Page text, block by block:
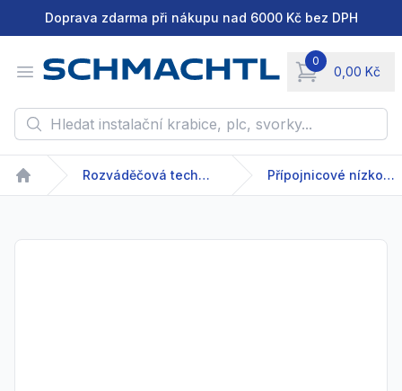
Doprava zdarma při nákupu nad 6000 Kč bez DPH
Open menu
0
0,00 Kč
items in cart,
Hledat instalační krabice, plc, svorky...
Home
Rozváděčová technika Přípojnicové nízkonapětové systémy